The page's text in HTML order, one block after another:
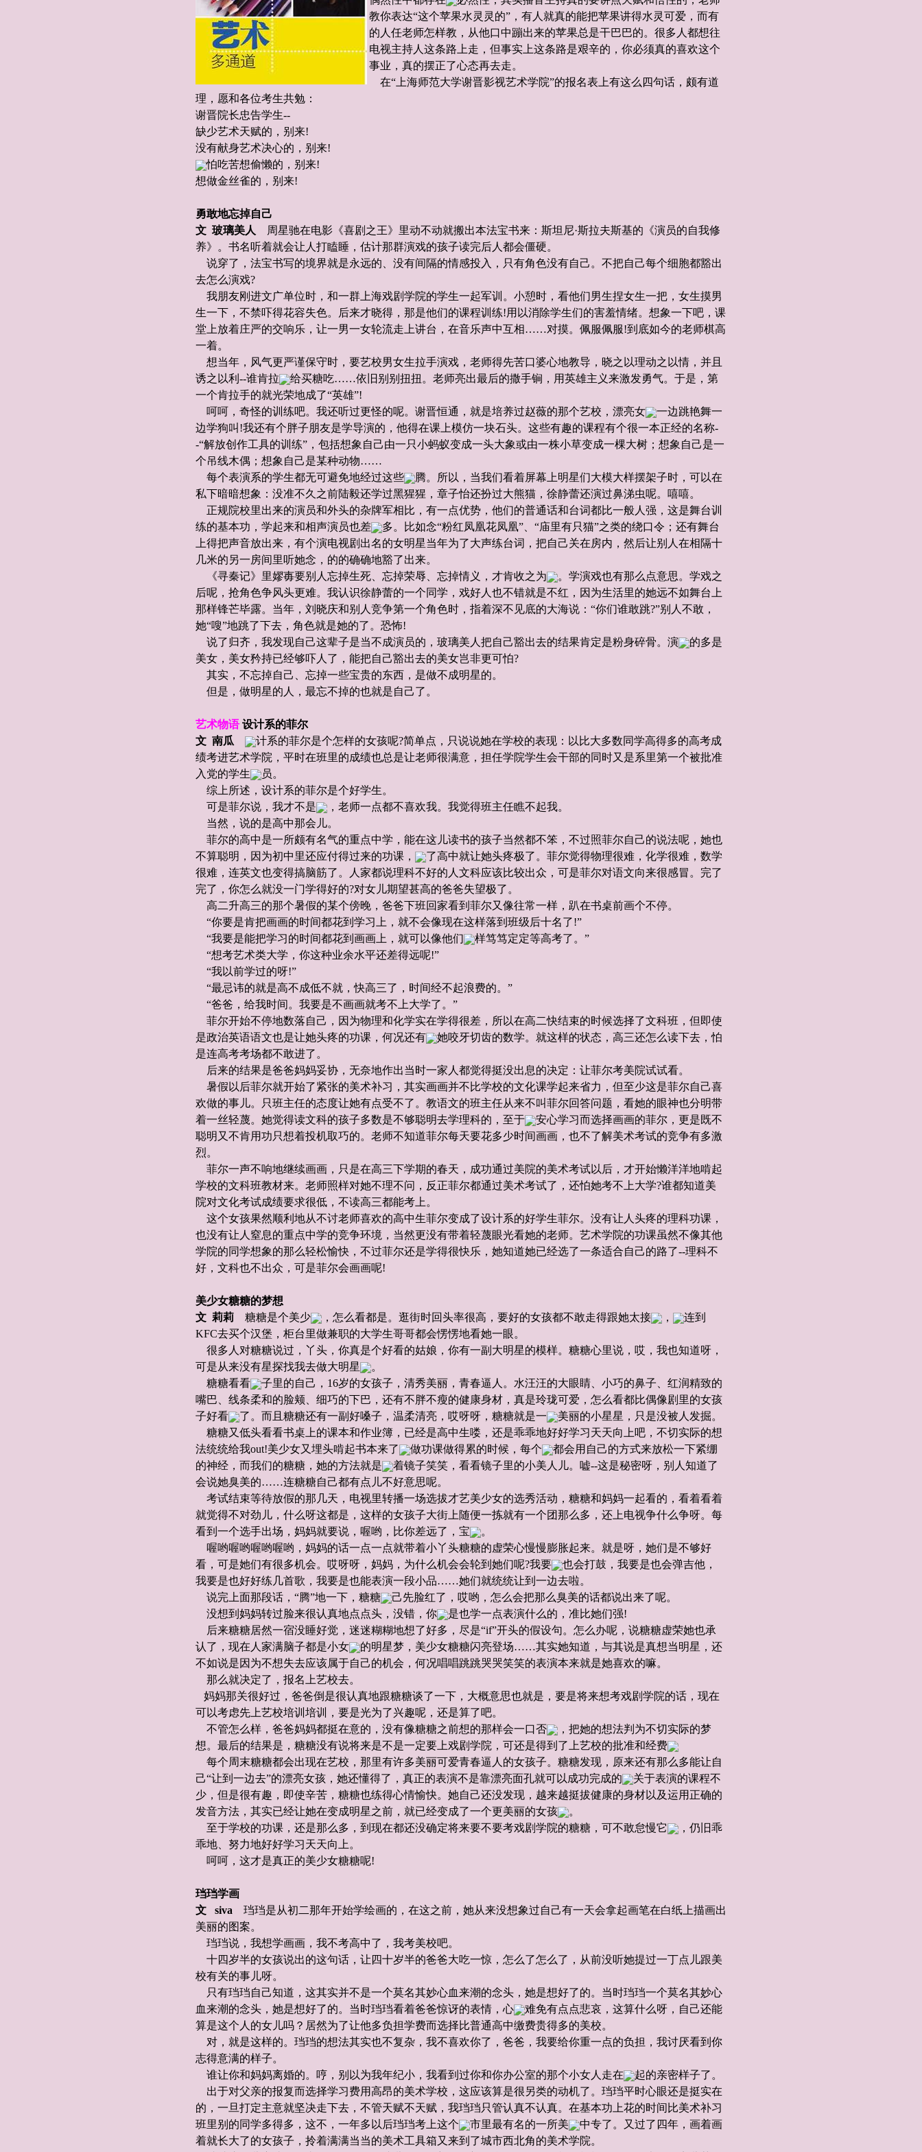
教你表达“这个苹果水灵灵的”，有人就真的能把苹果讲得水灵可爱，而有
的人任老师怎样教，从他口中蹦出来的苹果总是干巴巴的。很多人都想往
电视主持人这条路上走，但事实上这条路是艰辛的，你必须真的喜欢这个
事业，真的摆正了心态再去走。
在“上海师范大学谢晋影视艺术学院”的报名表上有这么四句话，颇有道
理，愿和各位考生共勉：
谢晋院长忠告学生--
缺少艺术天赋的，别来!
没有献身艺术决心的，别来!
怕吃苦想偷懒的，别来!
想做金丝雀的，别来!
勇敢地忘掉自己
文 玻璃美人
周星驰在电影《喜剧之王》里动不动就搬出本法宝书来：斯坦尼·斯拉夫斯基的《演员的自我修
养》。书名听着就会让人打瞌睡，估计那群演戏的孩子读完后人都会僵硬。
说穿了，法宝书写的境界就是永远的、没有间隔的情感投入，只有角色没有自己。不把自己每个细胞都豁出
去怎么演戏?
我朋友刚进文广单位时，和一群上海戏剧学院的学生一起军训。小憩时，看他们男生捏女生一把，女生摸男
生一下，不禁吓得花容失色。后来才晓得，那是他们的课程训练!用以消除学生们的害羞情绪。想象一下吧，课
堂上放着庄严的交响乐，让一男一女轮流走上讲台，在音乐声中互相……对摸。佩服佩服!到底如今的老师棋高
一着。
想当年，风气更严谨保守时，要艺校男女生拉手演戏，老师得先苦口婆心地教导，晓之以理动之以情，并且
诱之以利--谁肯拉
给买糖吃……依旧别别扭扭。老师亮出最后的撒手锏，用英雄主义来激发勇气。于是，第
一个肯拉手的就光荣地成了“英雄”!
呵呵，奇怪的训练吧。我还听过更怪的呢。谢晋恒通，就是培养过赵薇的那个艺校，漂亮女
一边跳艳舞一
边学狗叫!我还有个胖子朋友是学导演的，他得在课上模仿一块石头。这些有趣的课程有个很一本正经的名称-
-“解放创作工具的训练”，包括想象自己由一只小蚂蚁变成一头大象或由一株小草变成一棵大树；想象自己是一
个吊线木偶；想象自己是某种动物……
每个表演系的学生都无可避免地经过这些
腾。所以，当我们看着屏幕上明星们大模大样摆架子时，可以在
私下暗暗想象：没准不久之前陆毅还学过黑猩猩，章子怡还扮过大熊猫，徐静蕾还演过鼻涕虫呢。嘻嘻。
正规院校里出来的演员和外头的杂牌军相比，有一点优势，他们的普通话和台词都比一般人强，这是舞台训
练的基本功，学起来和相声演员也差
多。比如念“粉红凤凰花凤凰”、“庙里有只猫”之类的绕口令；还有舞台
上得把声音放出来，有个演电视剧出名的女明星当年为了大声练台词，把自己关在房内，然后让别人在相隔十
几米的另一房间里听她念，的的确确地豁了出来。
《寻秦记》里嫪毐要别人忘掉生死、忘掉荣辱、忘掉情义，才肯收之为
。学演戏也有那么点意思。学戏之
后呢，抢角色争风头更难。我认识徐静蕾的一个同学，戏好人也不错就是不红，因为生活里的她远不如舞台上
那样锋芒毕露。当年，刘晓庆和别人竞争第一个角色时，指着深不见底的大海说：“你们谁敢跳?”别人不敢，
她“嗖”地跳了下去，角色就是她的了。恐怖!
说了归齐，我发现自己这辈子是当不成演员的，玻璃美人把自己豁出去的结果肯定是粉身碎骨。演
的多是
美女，美女矜持已经够吓人了，能把自己豁出去的美女岂非更可怕?
其实，不忘掉自己、忘掉一些宝贵的东西，是做不成明星的。
但是，做明星的人，最忘不掉的也就是自己了。
艺术物语设计系的菲尔
文 南瓜
计系的菲尔是个怎样的女孩呢?简单点，只说说她在学校的表现：以比大多数同学高得多的高考成
绩考进艺术学院，平时在班里的成绩也总是让老师很满意，担任学院学生会干部的同时又是系里第一个被批准
入党的学生
员。
综上所述，设计系的菲尔是个好学生。
可是菲尔说，我才不是
，老师一点都不喜欢我。我觉得班主任瞧不起我。
当然，说的是高中那会儿。
菲尔的高中是一所颇有名气的重点中学，能在这儿读书的孩子当然都不笨，不过照菲尔自己的说法呢，她也
不算聪明，因为初中里还应付得过来的功课，
了高中就让她头疼极了。菲尔觉得物理很难，化学很难，数学
很难，连英文也变得搞脑筋了。人家都说理科不好的人文科应该比较出众，可是菲尔对语文向来很感冒。完了
完了，你怎么就没一门学得好的?对女儿期望甚高的爸爸失望极了。
高二升高三的那个暑假的某个傍晚，爸爸下班回家看到菲尔又像往常一样，趴在书桌前画个不停。
“你要是肯把画画的时间都花到学习上，就不会像现在这样落到班级后十名了!”
“我要是能把学习的时间都花到画画上，就可以像他们
样笃笃定定等高考了。”
“想考艺术类大学，你这种业余水平还差得远呢!”
“我以前学过的呀!”
“最忌讳的就是高不成低不就，快高三了，时间经不起浪费的。”
“爸爸，给我时间。我要是不画画就考不上大学了。”
菲尔开始不停地数落自己，因为物理和化学实在学得很差，所以在高二快结束的时候选择了文科班，但即使
是政治英语语文也是让她头疼的功课，何况还有
她咬牙切齿的数学。就这样的状态，高三还怎么读下去，怕
是连高考考场都不敢进了。
后来的结果是爸爸妈妈妥协，无奈地作出当时一家人都觉得挺没出息的决定：让菲尔考美院试试看。
暑假以后菲尔就开始了紧张的美术补习，其实画画并不比学校的文化课学起来省力，但至少这是菲尔自己喜
欢做的事儿。只班主任的态度让她有点受不了。教语文的班主任从来不叫菲尔回答问题，看她的眼神也分明带
着一丝轻蔑。她觉得读文科的孩子多数是不够聪明去学理科的，至于
安心学习而选择画画的菲尔，更是既不
聪明又不肯用功只想着投机取巧的。老师不知道菲尔每天要花多少时间画画，也不了解美术考试的竞争有多激
烈。
菲尔一声不响地继续画画，只是在高三下学期的春天，成功通过美院的美术考试以后，才开始懒洋洋地啃起
学校的文科班教材来。老师照样对她不理不问，反正菲尔都通过美术考试了，还怕她考不上大学?谁都知道美
院对文化考试成绩要求很低，不读高三都能考上。
这个女孩果然顺利地从不讨老师喜欢的高中生菲尔变成了设计系的好学生菲尔。没有让人头疼的理科功课，
也没有让人窒息的重点中学的竞争环境，当然更没有带着轻蔑眼光看她的老师。艺术学院的功课虽然不像其他
学院的同学想象的那么轻松愉快，不过菲尔还是学得很快乐，她知道她已经选了一条适合自己的路了--理科不
好，文科也不出众，可是菲尔会画画呢!
美少女糖糖的梦想
文 莉莉 糖糖是个美少 ，怎么看都是。逛街时回头率很高，要好的女孩都不敢走得跟她太接 ，
连到
KFC去买个汉堡，柜台里做兼职的大学生哥哥都会愣愣地看她一眼。
很多人对糖糖说过，丫头，你真是个好看的姑娘，你有一副大明星的模样。糖糖心里说，哎，我也知道呀，
可是从来没有星探找我去做大明星
。
糖糖看看
子里的自己，16岁的女孩子，清秀美丽，青春逼人。水汪汪的大眼睛、小巧的鼻子、红润精致的
嘴巴、线条柔和的脸颊、细巧的下巴，还有不胖不瘦的健康身材，真是玲珑可爱，怎么看都比偶像剧里的女孩
子好看
了。而且糖糖还有一副好嗓子，温柔清亮，哎呀呀，糖糖就是一
美丽的小星星，只是没被人发掘。
糖糖又低头看看书桌上的课本和作业簿，已经是高中生喽，还是乖乖地好好学习天天向上吧，不切实际的想
法统统给我out!美少女又埋头啃起书本来了
做功课做得累的时候，每个
都会用自己的方式来放松一下紧绷
的神经，而我们的糖糖，她的方法就是
着镜子笑笑，看看镜子里的小美人儿。嘘--这是秘密呀，别人知道了
会说她臭美的……连糖糖自己都有点儿不好意思呢。
考试结束等待放假的那几天，电视里转播一场选拔才艺美少女的选秀活动，糖糖和妈妈一起看的，看着看着
就觉得不对劲儿，什么呀这都是，这样的女孩子大街上随便一拣就有一个团那么多，还上电视争什么争呀。每
看到一个选手出场，妈妈就要说，喔哟，比你差远了，宝
。
喔哟喔哟喔哟喔哟，妈妈的话一点一点就带着小丫头糖糖的虚荣心慢慢膨胀起来。就是呀，她们是不够好
看，可是她们有很多机会。哎呀呀，妈妈，为什么机会会轮到她们呢?我要
也会打鼓，我要是也会弹吉他，
我要是也好好练几首歌，我要是也能表演一段小品……她们就统统让到一边去啦。
说完上面那段话，“腾”地一下，糖糖
己先脸红了，哎哟，怎么会把那么臭美的话都说出来了呢。
没想到妈妈转过脸来很认真地点点头，没错，你
是也学一点表演什么的，准比她们强!
后来糖糖居然一宿没睡好觉，迷迷糊糊地想了好多，尽是“if”开头的假设句。怎么办呢，说糖糖虚荣她也承
认了，现在人家满脑子都是小女
的明星梦，美少女糖糖闪亮登场……其实她知道，与其说是真想当明星，还
不如说是因为不想失去应该属于自己的机会，何况唱唱跳跳哭哭笑笑的表演本来就是她喜欢的嘛。
那么就决定了，报名上艺校去。
妈妈那关很好过，爸爸倒是很认真地跟糖糖谈了一下，大概意思也就是，要是将来想考戏剧学院的话，现在
可以考虑先上艺校培训培训，要是光为了兴趣呢，还是算了吧。
不管怎么样，爸爸妈妈都挺在意的，没有像糖糖之前想的那样会一口否
，把她的想法判为不切实际的梦
想。最后的结果是，糖糖没有说将来是不是一定要上戏剧学院，可还是得到了上艺校的批准和经费
每个周末糖糖都会出现在艺校，那里有许多美丽可爱青春逼人的女孩子。糖糖发现，原来还有那么多能让自
己“让到一边去”的漂亮女孩，她还懂得了，真正的表演不是靠漂亮面孔就可以成功完成的
关于表演的课程不
少，但是很有趣，即使辛苦，糖糖也练得心情愉快。她自己还没发现，越来越挺拔健康的身材以及运用正确的
发音方法，其实已经让她在变成明星之前，就已经变成了一个更美丽的女孩
。
至于学校的功课，还是那么多，到现在都还没确定将来要不要考戏剧学院的糖糖，可不敢怠慢它
，仍旧乖
乖地、努力地好好学习天天向上。
呵呵，这才是真正的美少女糖糖呢!
珰珰学画
文 siva 珰珰是从初二那年开始学绘画的，在这之前，她从来没想象过自己有一天会拿起画笔在白纸上描画出
美丽的图案。
珰珰说，我想学画画，我不考高中了，我考美校吧。
十四岁半的女孩说出的这句话，让四十岁半的爸爸大吃一惊，怎么了怎么了，从前没听她提过一丁点儿跟美
校有关的事儿呀。
只有珰珰自己知道，这其实并不是一个莫名其妙心血来潮的念头，她是想好了的。当时珰珰一个莫名其妙心
血来潮的念头，她是想好了的。当时珰珰看着爸爸惊讶的表情，心
难免有点点悲哀，这算什么呀，自己还能
算是这个人的女儿吗？居然为了让他多负担学费而选择比普通高中缴费贵得多的美校。
对，就是这样的。珰珰的想法其实也不复杂，我不喜欢你了，爸爸，我要给你重一点的负担，我讨厌看到你
志得意满的样子。
谁让你和妈妈离婚的。哼，别以为我年纪小，我看到过你和你办公室的那个小女人走在
起的亲密样子了。
出于对父亲的报复而选择学习费用高昂的美术学校，这应该算是很另类的动机了。珰珰平时心眼还是挺实在
的，一旦打定主意就坚决走下去，不管天赋不天赋，我珰珰只管认真不认真。在基本功上花的时间比美术补习
班里别的同学多得多，这不，一年多以后珰珰考上这个
市里最有名的一所美
中专了。又过了四年，画着画
着就长大了的女孩子，拎着满满当当的美术工具箱又来到了城市西北角的美术学院。